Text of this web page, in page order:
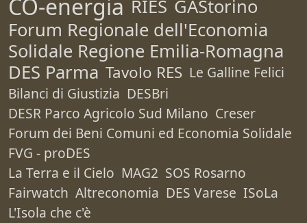
CO-energia RIES GAStorino
Forum Regionale dell'Economia
Solidale Regione Emilia-Romagna
DES Parma Tavolo RES Le Galline Felici
Bilanci di Giustizia DESBri
DESR Parco Agricolo Sud Milano Creser
Forum dei Beni Comuni ed Economia Solidale
FVG - proDES
La Terra e il Cielo MAG2 SOS Rosarno
Fairwatch Altreconomia DES Varese ISoLa
L'Isola che c'è